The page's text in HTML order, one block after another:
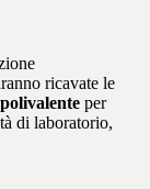
ricavate le
per
di laboratorio,